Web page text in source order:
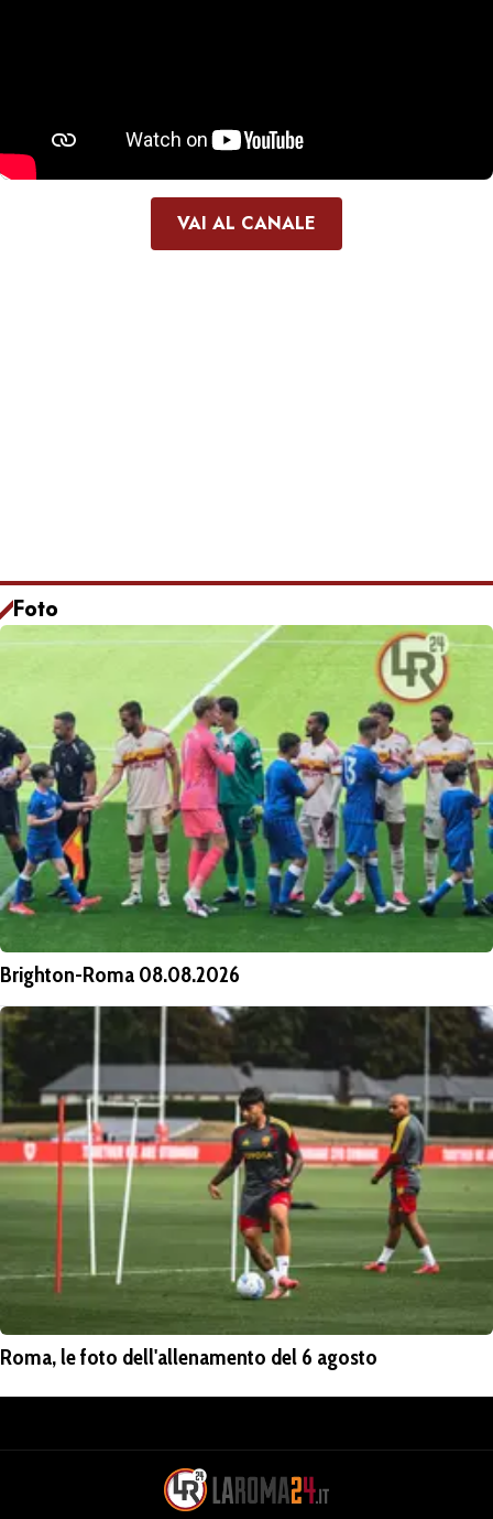
VAI AL CANALE
Foto
Brighton-Roma 08.08.2026
Roma, le foto dell'allenamento del 6 agosto